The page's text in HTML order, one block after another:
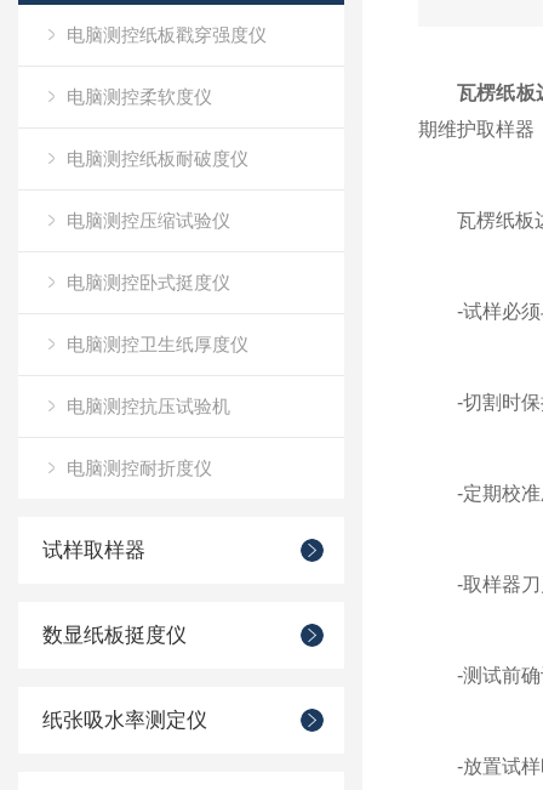
电脑测控纸板戳穿强度仪
电脑测控柔软度仪
电脑测控纸板耐破度仪
电脑测控压缩试验仪
电脑测控卧式挺度仪
电脑测控卫生纸厚度仪
电脑测控抗压试验机
电脑测控耐折度仪
试样取样器
数显纸板挺度仪
纸张吸水率测定仪
瓦楞纸板
期维护取样器
瓦楞纸板边
-试样必须
-切割时保持
-定期校准压
-取样器刀刃
-测试前确
-放置试样时